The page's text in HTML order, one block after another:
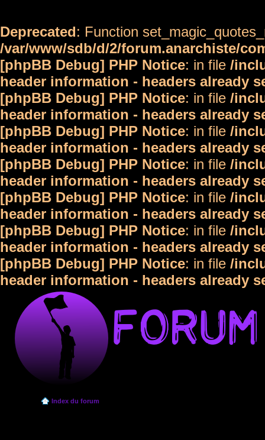
Deprecated: Function
/var/www/sdb/d/2/forum.anarchiste/
[phpBB Debug] PHP Notice: in file /
header information - headers already
[phpBB Debug] PHP Notice: in file /
header information - headers already
[phpBB Debug] PHP Notice: in file /
header information - headers already
[phpBB Debug] PHP Notice: in file /
header information - headers already
[phpBB Debug] PHP Notice: in file /
header information - headers already
[phpBB Debug] PHP Notice: in file /
header information - headers already
[phpBB Debug] PHP Notice: in file /
header information - headers already
Index du forum